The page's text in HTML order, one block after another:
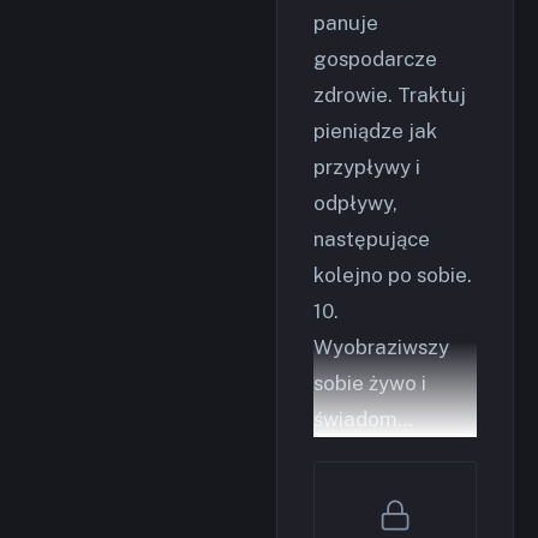
panuje
gospodarcze
zdrowie. Traktuj
pieniądze jak
przypływy i
odpływy,
następujące
kolejno po sobie.
10.
Wyobraziwszy
sobie żywo i
świadom…